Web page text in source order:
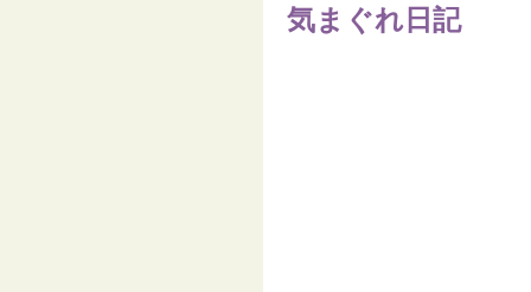
気まぐれ日記